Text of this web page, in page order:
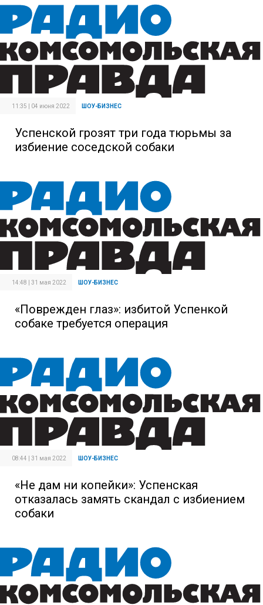
11:35 | 04 июня 2022 ШОУ-БИЗНЕС
Успенской грозят три года тюрьмы за
избиение соседской собаки
14:48 | 31 мая 2022 ШОУ-БИЗНЕС
«Поврежден глаз»: избитой Успенкой
собаке требуется операция
08:44 | 31 мая 2022 ШОУ-БИЗНЕС
«Не дам ни копейки»: Успенская
отказалась замять скандал с избиением
собаки